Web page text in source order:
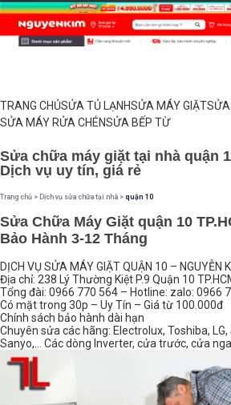
TRANG CHỦSỬA TỦ LẠNHSỬA MÁY GIẶTSỬA
SỬA MÁY RỬA CHÉNSỬA BẾP TỪ
Sửa chữa máy giặt tại nhà quận
Dịch vụ uy tín, giá rẻ
Trang chủ > Dịch vụ sửa chữa tại nhà > quận 10
Sửa Chữa Máy Giặt quận 10
Bảo Hành 3-12 Tháng
DỊCH VỤ SỬA MÁY GIẶT QUẬN 10 – NGUYỄN
Địa chỉ: 238 Lý Thường Kiệt P.9 Quận 10
Tổng đài: 0966 770 564 – Hotline: zalo: 0966
Có mặt trong 30p – Uy Tín – Giá từ 100.000đ
Chính sách bảo hành dài hạn
Chuyên sửa các hãng: Electrolux, Toshiba,
Sanyo,… Các dòng Inverter, cửa trước, cửa